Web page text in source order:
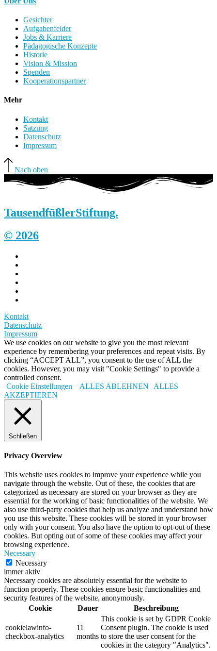
Gesichter
Aufgabenfelder
Jobs & Karriere
Pädagogische Konzepte
Historie
Vision & Mission
Spenden
Kooperationspartner
Mehr
Kontakt
Satzung
Datenschutz
Impressum
Nach oben
TausendfüßlerStiftung.
© 2026
Kontakt
Datenschutz
Impressum
We use cookies on our website to give you the most relevant
experience by remembering your preferences and repeat visits. By
clicking “ACCEPT ALL”, you consent to the use of ALL the
cookies. However, you may visit "Cookie Settings" to provide a
controlled consent.
Cookie Einstellungen
ALLES ABLEHNEN
ALLES
AKZEPTIEREN
Schließen
Privacy Overview
This website uses cookies to improve your experience while you
navigate through the website. Out of these, the cookies that are
categorized as necessary are stored on your browser as they are
essential for the working of basic functionalities of the website. We
also use third-party cookies that help us analyze and understand how
you use this website. These cookies will be stored in your browser
only with your consent. You also have the option to opt-out of these
cookies. But opting out of some of these cookies may affect your
browsing experience.
Necessary
Necessary
immer aktiv
Necessary cookies are absolutely essential for the website to
function properly. These cookies ensure basic functionalities and
security features of the website, anonymously.
Cookie
Dauer Beschreibung
cookielawinfo-
checkbox-analytics
11
months
This cookie is set by GDPR Cookie
Consent plugin. The cookie is used
to store the user consent for the
cookies in the category "Analytics".